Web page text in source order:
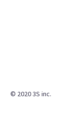
© 2020 3S inc.